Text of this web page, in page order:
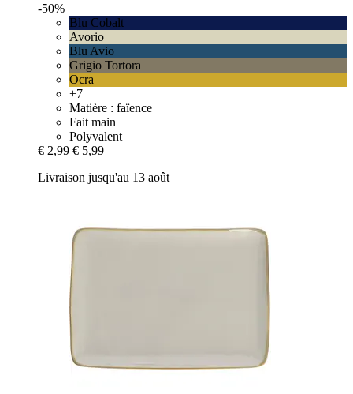
-50%
Blu Cobalt
Avorio
Blu Avio
Grigio Tortora
Ocra
+7
Matière : faïence
Fait main
Polyvalent
€ 2,99 € 5,99
Livraison jusqu'au 13 août